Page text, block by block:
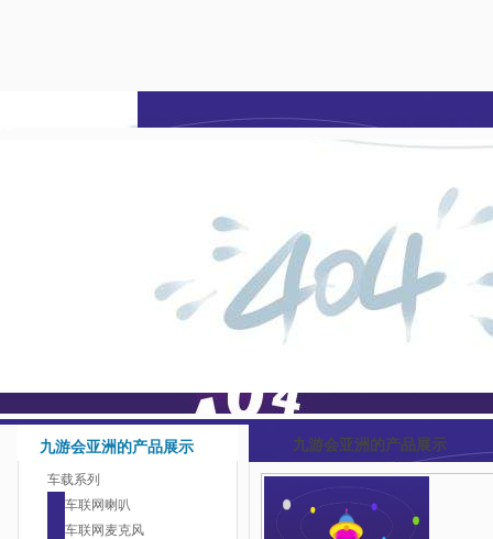
九游会亚洲的产品展示
车载系列
车联网喇叭
车联网麦克风
九游会亚洲的产品展示